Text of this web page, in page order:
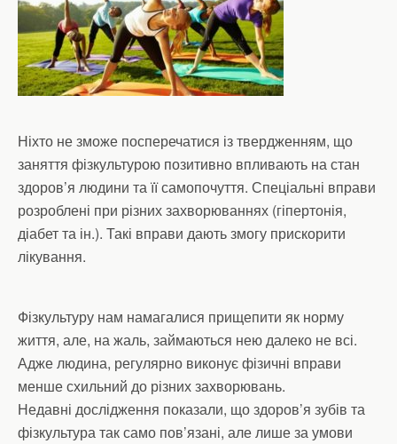
Ніхто не зможе посперечатися із твердженням, що
заняття фізкультурою позитивно впливають на стан
здоров’я людини та її самопочуття. Спеціальні вправи
розроблені при різних захворюваннях (гіпертонія,
діабет та ін.). Такі вправи дають змогу прискорити
лікування.
Фізкультуру нам намагалися прищепити як норму
життя, але, на жаль, займаються нею далеко не всі.
Адже людина, регулярно виконує фізичні вправи
менше схильний до різних захворювань.
Недавні дослідження показали, що здоров’я зубів та
фізкультура так само пов’язані, але лише за умови